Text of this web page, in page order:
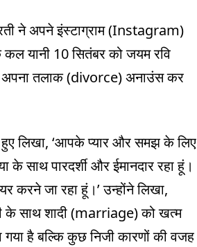
ने अपने इंस्टाग्राम (Instagram)
यानी 10 सितंबर को जयम रवि
अपना तलाक (divorce) अनाउंस कर
लिखा, ‘आपके प्यार और समझ के लिए
साथ पारदर्शी और ईमानदार रहा हूं।
करने जा रहा हूं।’ उन्होंने लिखा,
के साथ शादी (marriage) को खत्म
है बल्कि कुछ निजी कारणों की वजह